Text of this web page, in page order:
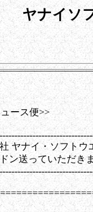
ヤナイソ
（
ース便>>
ヤナイ・ソフト
ン送っていただき